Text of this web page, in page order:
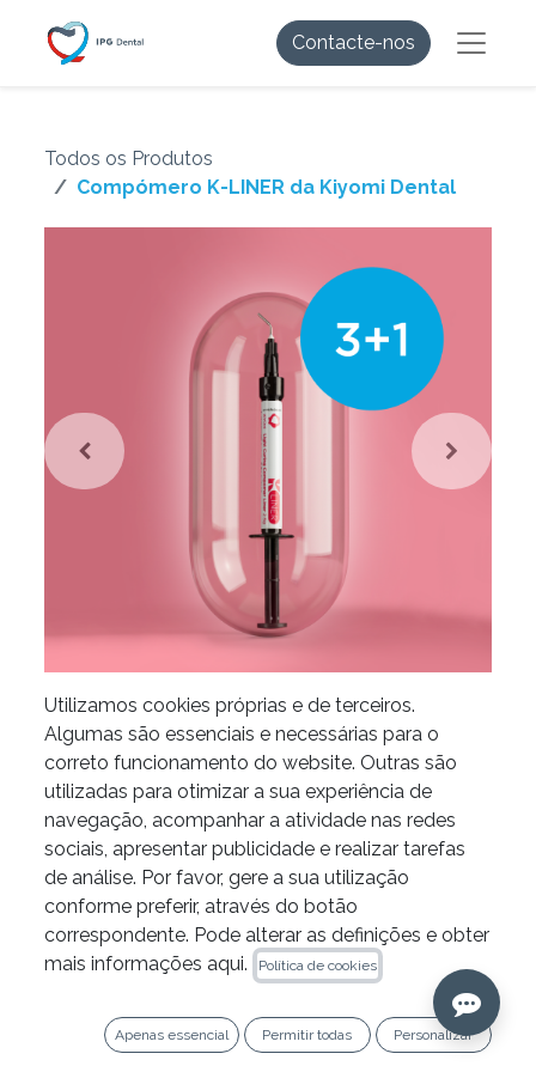
Contacte-nos
Todos os Produtos
Compómero K-LINER da Kiyomi Dental
Compómero K-LINER da
Kiyomi Dental
OFFER 3+1
Add 4 units to your cart and get 1 free (the one with
the lowest price).
Utilizamos cookies próprias e de terceiros.
Algumas são essenciais e necessárias para o
correto funcionamento do website. Outras são
utilizadas para otimizar a sua experiência de
navegação, acompanhar a atividade nas redes
sociais, apresentar publicidade e realizar tarefas
de análise. Por favor, gere a sua utilização
conforme preferir, através do botão
correspondente. Pode alterar as definições e obter
mais informações aqui.
Política de cookies
Apenas essencial Permitir todas Personalizar